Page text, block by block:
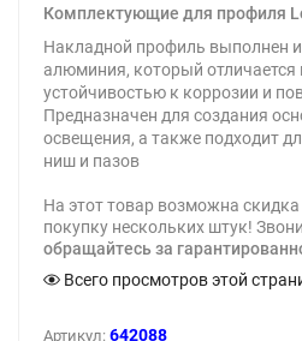
Комплектующие для профиля
Накладной профиль выполнен
алюминия, который
устойчивостью к коррозии и
Предназначен для создания
освещения, а также подходит
ниш и пазов
На этот товар возможна скидка
покупку нескольких штук!
обращайтесь за
Всего просмотров этой
Артикул: 642088